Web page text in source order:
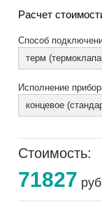
Расчет
Способ
Исполнение
концевое
Стоимость:
71827